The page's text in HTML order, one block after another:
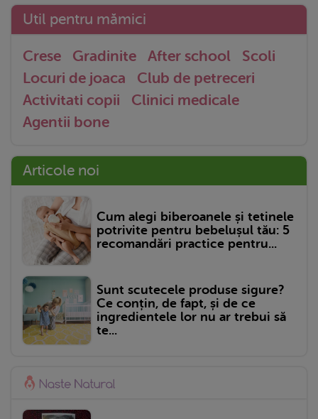
Util pentru mămici
Crese Gradinite After school
Scoli
Locuri de joaca
Club de petreceri
Activitati copii
Clinici medicale
Agentii bone
Articole noi
Cum alegi biberoanele și tetinele
potrivite pentru bebelușul tău: 5
recomandări practice pentru...
Sunt scutecele produse sigure?
Ce conțin, de fapt, și de ce
ingredientele lor nu ar trebui să
te...